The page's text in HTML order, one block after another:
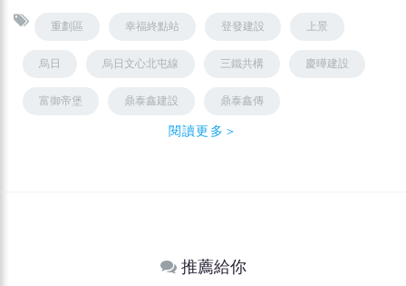
重劃區 幸福終點站 登發建設 上景
烏日 烏日文心北屯線 三鐵共構 慶曄建設
富御帝堡 鼎泰鑫建設 鼎泰鑫傳
閱讀更多＞
推薦給你